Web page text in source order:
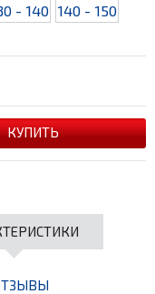
- 140 140 - 150